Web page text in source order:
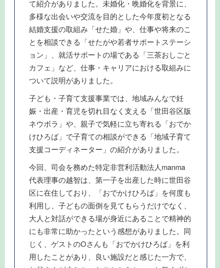
て紹介がありました。未婚化・晩婚化を背景に、
多様な出会いや交流を目的とした今年度初となる
結婚支援の取組み「せた婚」や、仕事や将来のこ
とを相談できる「せたがや若者サポートステーシ
ョン」、就活サポートの場である「三茶おしごと
カフェ」など、仕事・キャリアにおける取組みに
ついて説明がありました。
子ども・子育て支援事業では、地域みんなで妊
娠・出産・育児を切れ目なく支える「世田谷区版
ネウボラ」や、親子で気軽に立ち寄れる「おでか
けひろば」で子育ての相談ができる「地域子育て
支援コーディネーター」の紹介がありました。
今回、司会を務めた特定非営利活動法人manma
代表理事の越智は、第一子を出産した時に世田谷
区に在住しており、「おでかけひろば」を何度も
利用し、子どもの面倒を見てもらうだけでなく、
大人と対話ができる場が身近にあることで精神的
にも非常に助かったという感想がありました。同
じく、ゲストのOさんも「おでかけひろば」を利
用したことがあり、良い施設だと感じた一方で、